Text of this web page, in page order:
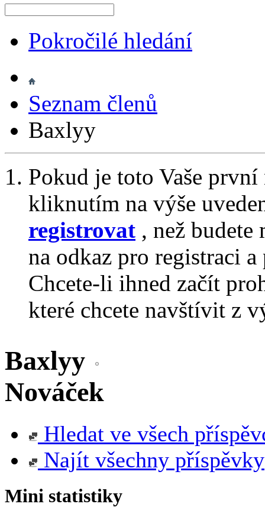
Pokročilé hledání
Seznam členů
Baxlyy
Pokud je toto Vaše
kliknutím na výše
registrovat , než
na odkaz pro registraci
Chcete-li ihned začít
které chcete navštívit z
Baxlyy
Nováček
Hledat ve všech
Najít všechny příspěvky
Mini statistiky